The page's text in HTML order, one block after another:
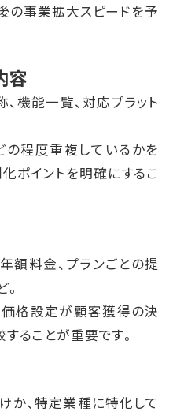
の事業拡大スピードを予
容
機能一覧、対応プラット
程度重複しているかを
ポイントを明確にするこ
額料金、プランごとの提
格設定が顧客獲得の決
ることが重要です。
か、特定業種に特化して